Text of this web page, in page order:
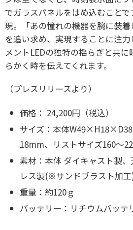
でガラスパネルをはめ込むこと
現。「あの憧れの機器を腕に装
を追い求め、実現することに注
メントLEDの独特の揺らぎと共
らかく時を伝えてくれます。
（プレスリリースより）
価格： 24,200円（税込）
サイズ：本体
18mm、リストサイズ160～
素材：本体 ダイキャスト製
レス製(※サンドブラスト加
重量：約120ｇ
バッテリー：リチウムバッテ